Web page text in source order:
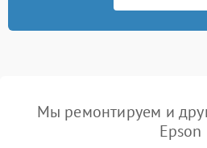
Мы ремонтируем и
Epson